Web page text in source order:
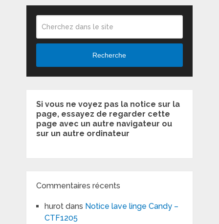
Recherche
Si vous ne voyez pas la notice sur la
page, essayez de regarder cette
page avec un autre navigateur ou
sur un autre ordinateur
Commentaires récents
hurotdans Notice lave linge Candy –
CTF1205